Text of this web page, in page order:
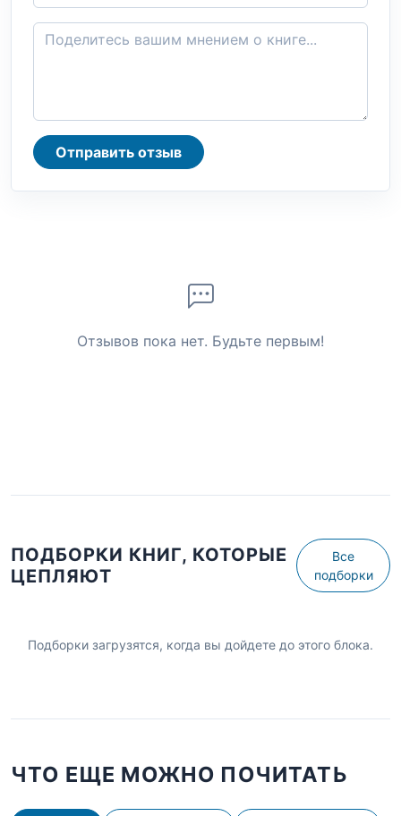
Отправить отзыв
Отзывов пока нет. Будьте первым!
ПОДБОРКИ КНИГ, КОТОРЫЕ
ЦЕПЛЯЮТ
Все
подборки
Подборки загрузятся, когда вы дойдете до этого блока.
ЧТО ЕЩЕ МОЖНО ПОЧИТАТЬ